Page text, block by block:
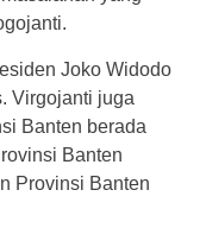
Joko Widodo
Virgojanti juga
Banten berada
Banten
Provinsi Banten